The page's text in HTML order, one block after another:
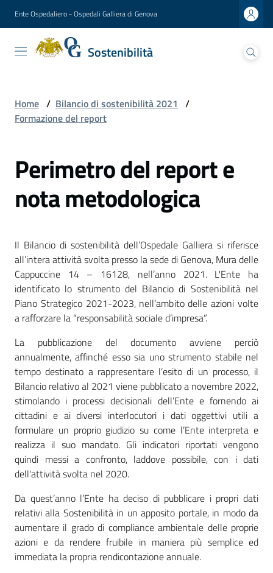
Vai al contenuto
Vai alla navigazione
Vai al footer
Ente Ospedaliero - Ospedali Galliera di Genova
Sostenibilità
Sostenibilità
Ospedali Galliera
Lettera
del
Presentazione
del
direttore
generale
di
materialità
Mappa
degli
stakeholders
Seguici
su
Home / Bilancio di sostenibilità 2021 /
Formazione del report
Perimetro del report e
nota metodologica
Il Bilancio di sostenibilità dell’Ospedale Galliera si riferisce
all’intera attività svolta presso la sede di Genova, Mura delle
Cappuccine 14 – 16128, nell’anno 2021. L'Ente ha
identificato lo strumento del Bilancio di Sostenibilità nel
Piano Strategico 2021-2023, nell’ambito delle azioni volte
a rafforzare la “responsabilità sociale d’impresa”.
La pubblicazione del documento avviene perciò
annualmente, affinché esso sia uno strumento stabile nel
tempo destinato a rappresentare l’esito di un processo, il
Bilancio relativo al 2021 viene pubblicato a novembre 2022,
stimolando i processi decisionali dell’Ente e fornendo ai
cittadini e ai diversi interlocutori i dati oggettivi utili a
formulare un proprio giudizio su come l’Ente interpreta e
realizza il suo mandato. Gli indicatori riportati vengono
quindi messi a confronto, laddove possibile, con i dati
dell'attività svolta nel 2020.
Da quest’anno l’Ente ha deciso di pubblicare i propri dati
relativi alla Sostenibilità in un apposito portale, in modo da
aumentare il grado di compliance ambientale delle proprie
azioni e da rendere fruibile in maniera più semplice ed
immediata la propria rendicontazione annuale.